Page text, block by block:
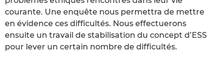
courante. Une enquête nous permettra de mettre
en évidence ces difficultés. Nous effectuerons
ensuite un travail de stabilisation du concept d’ESS
pour lever un certain nombre de difficultés.